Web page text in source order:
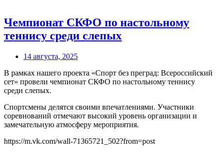
Чемпионат СКФО по настольному
теннису среди слепых
14 августа, 2025
В рамках нашего проекта «Спорт без преград: Всероссийский
сет» провели чемпионат СКФО по настольному теннису
среди слепых.
Спортсмены делятся своими впечатлениями. Участники
соревнований отмечают высокий уровень организации и
замечательную атмосферу мероприятия.
https://m.vk.com/wall-71365721_502?from=post